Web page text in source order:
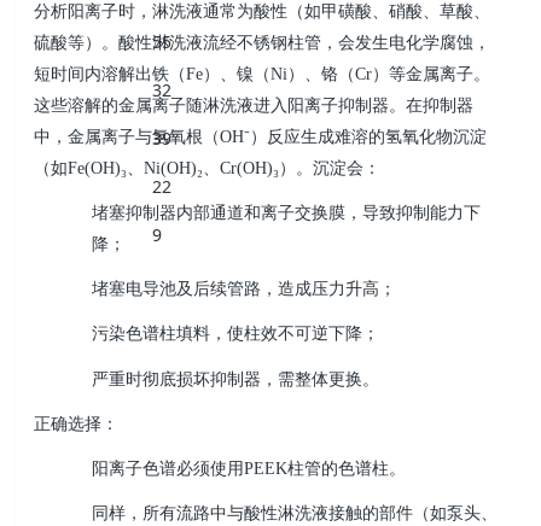
分析阳离子时，淋洗液通常为酸性（如甲磺酸、硝酸、草酸、
硫酸等）。酸性淋洗液流经不锈钢柱管，会发生电化学腐蚀，
短时间内溶解出铁（Fe）、镍（Ni ）、铬（Cr）等金属离子。
这些溶解的金属离子随淋洗液进入阳离子抑制器。在抑制器
中，金属离子与氢氧根（OH⁻）反应生成难溶的氢氧化物沉淀
（如Fe(OH)₃ 、Ni(OH)₂ 、Cr(OH)₃ ）。沉淀会：
堵塞抑制器内部通道和离子交换膜，导致抑制能力下
降；
堵塞电导池及后续管路，造成压力升高；
污染色谱柱填料，使柱效不可逆下降；
严重时彻底损坏抑制器，需整体更换。
正确选择：
阳离子色谱必须使用PEEK柱管的色谱柱。
同样，所有流路中与酸性淋洗液接触的部件（如泵头、